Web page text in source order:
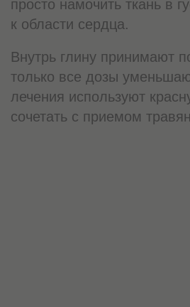
просто намочить ткань в
к области сердца.
Внутрь глину принимают
только все дозы
лечения используют
сочетать с приемом